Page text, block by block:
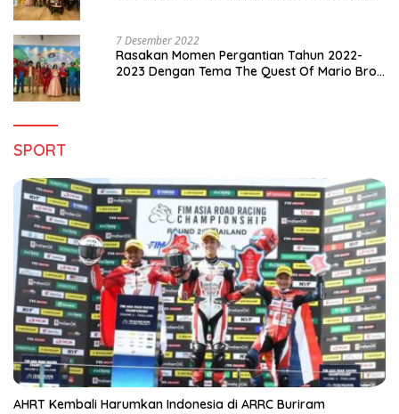
7 Desember 2022
Rasakan Momen Pergantian Tahun 2022-
2023 Dengan Tema The Quest Of Mario Bros
SPORT
AHRT Kembali Harumkan Indonesia di ARRC Buriram